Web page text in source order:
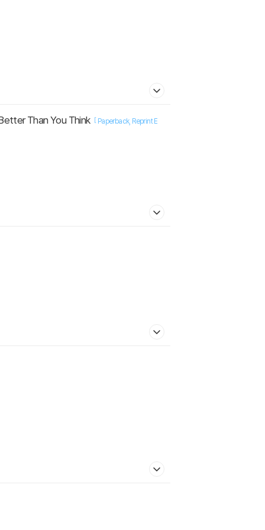
Than You Think [ Paperback Reprint E